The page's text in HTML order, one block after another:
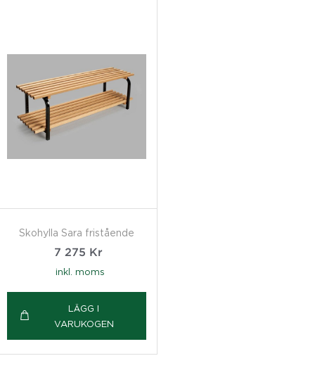
Skohylla Sara fristående
7 275 Kr
inkl. moms
LÄGG I
VARUKOGEN